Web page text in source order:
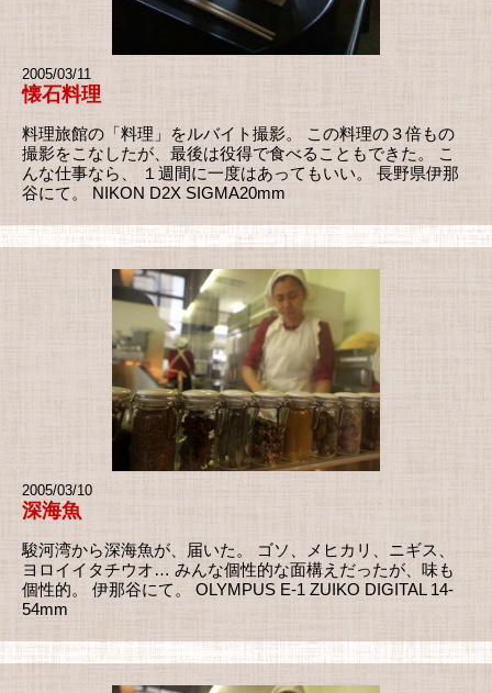
2005/03/11
懐石料理
料理旅館の「料理」をルバイト撮影。 この料理の３倍もの
撮影をこなしたが、最後は役得で食べることもできた。 こ
んな仕事なら、 １週間に一度はあってもいい。 長野県伊那
谷にて。 NIKON D2X SIGMA20mm
2005/03/10
深海魚
駿河湾から深海魚が、届いた。 ゴソ、メヒカリ、ニギス、
ヨロイイタチウオ… みんな個性的な面構えだったが、味も
個性的。 伊那谷にて。 OLYMPUS E-1 ZUIKO DIGITAL 14-
54mm